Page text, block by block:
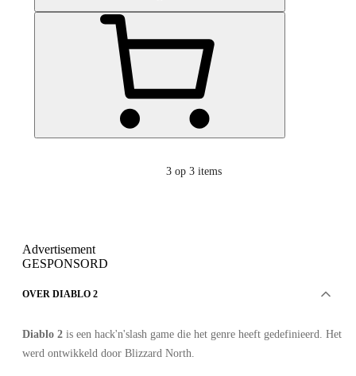
3 op 3 items
Advertisement
GESPONSORD
OVER DIABLO 2
Diablo 2 is een hack'n'slash game die het genre heeft gedefinieerd. Het
werd ontwikkeld door Blizzard North.